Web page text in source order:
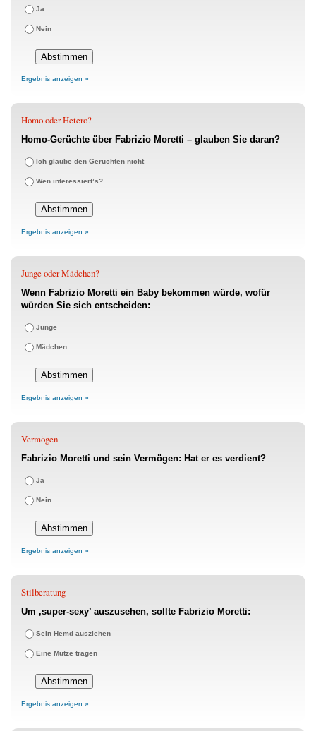
Ja
Nein
Ergebnis anzeigen »
Homo oder Hetero?
Homo-Gerüchte über Fabrizio Moretti – glauben Sie daran?
Ich glaube den Gerüchten nicht
Wen interessiert’s?
Ergebnis anzeigen »
Junge oder Mädchen?
Wenn Fabrizio Moretti ein Baby bekommen würde, wofür
würden Sie sich entscheiden:
Junge
Mädchen
Ergebnis anzeigen »
Vermögen
Fabrizio Moretti und sein Vermögen: Hat er es verdient?
Ja
Nein
Ergebnis anzeigen »
Stilberatung
Um ‚super-sexy’ auszusehen, sollte Fabrizio Moretti:
Sein Hemd ausziehen
Eine Mütze tragen
Ergebnis anzeigen »